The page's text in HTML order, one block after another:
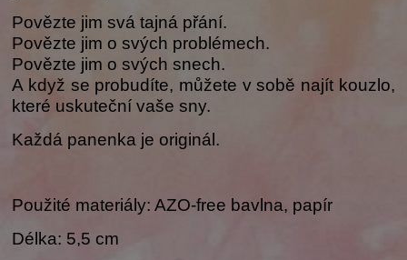
Povězte jim svá tajná přání.
Povězte jim o svých problémech.
Povězte jim o svých snech.
A když se probudíte, můžete v sobě najít kouzlo,
které uskuteční vaše sny.
Každá panenka je originál.
Použité materiály: AZO-free bavlna, papír
Délka: 5,5 cm